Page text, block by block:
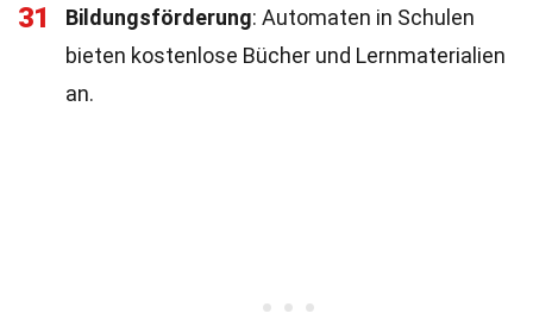
31 Bildungsförderung: Automaten in Schulen
bieten kostenlose Bücher und Lernmaterialien
an.